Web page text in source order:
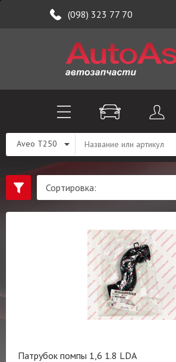
(098) 323 77 70
Aveo T250
Патрубок помпы 1,6 1.8 LDA